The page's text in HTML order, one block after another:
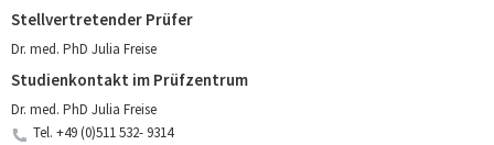
Stellvertretender Prüfer
Dr. med. PhD Julia Freise
Studienkontakt im Prüfzentrum
Dr. med. PhD Julia Freise
Tel. +49 (0)511 532- 9314